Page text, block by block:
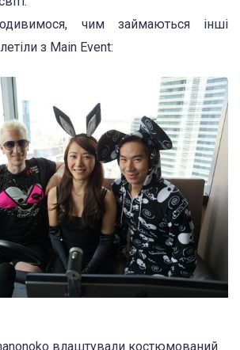
чим займаються інші
з Main Event:
nanonoko влаштували костюмований